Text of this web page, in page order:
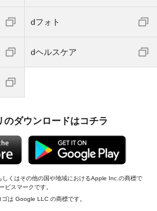
dフォト
dヘルスケア
のダウンロードはコチラ
くはその他の国や地域におけるApple Inc.の商標で
スマークです。
は Google LLC の商標です。